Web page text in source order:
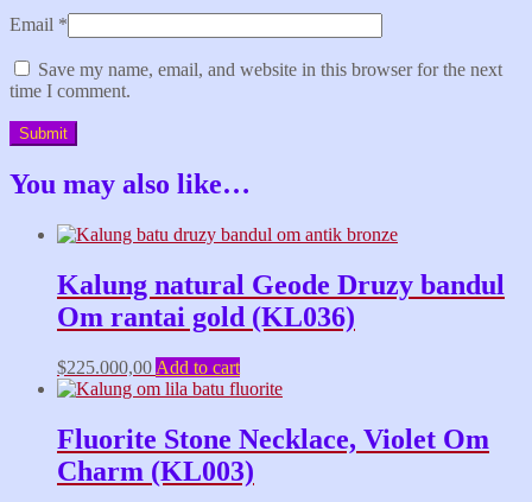
Email *
Save my name, email, and website in this browser for the next
time I comment.
You may also like…
Kalung natural Geode Druzy bandul
Om rantai gold (KL036)
$225.000,00 Add to cart
Fluorite Stone Necklace, Violet Om
Charm (KL003)